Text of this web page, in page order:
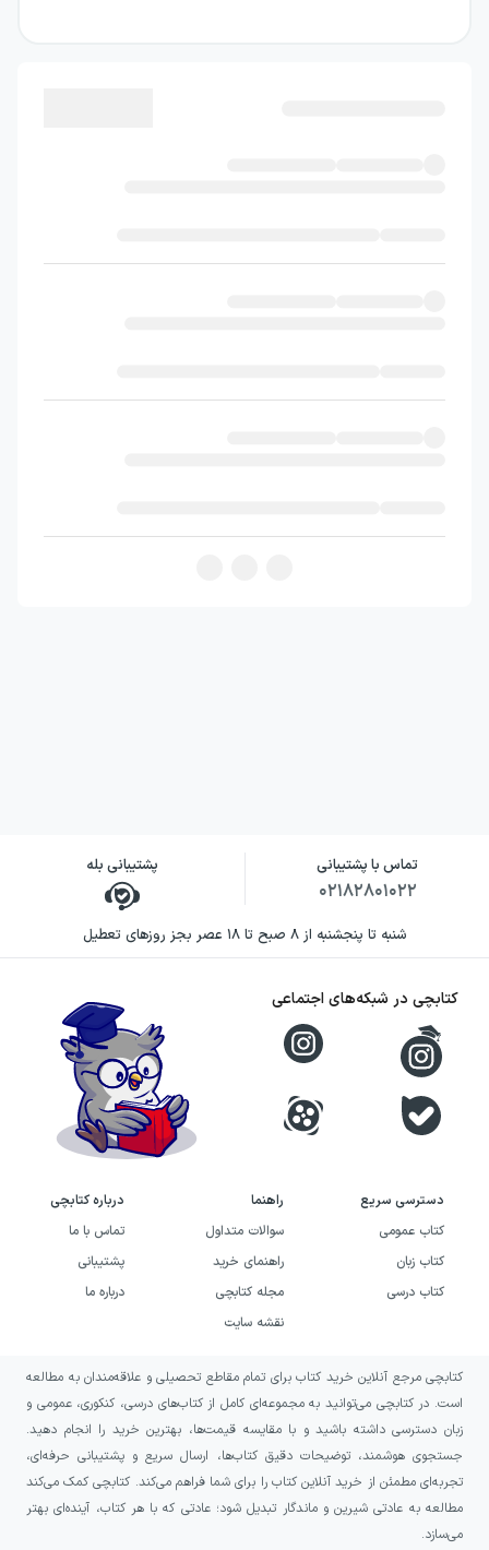
تماس با پشتیبانی
۰۲۱۸۲۸۰۱۰۲۲
پشتیبانی بله
شنبه تا پنجشنبه از ۸ صبح تا ۱۸ عصر بجز روزهای تعطیل
دسترسی سریع
کتاب عمومی
کتاب زبان
کتاب درسی
راهنما
سوالات متداول
راهنمای خرید
مجله کتابچی
نقشه سایت
درباره کتابچی
تماس با ما
پشتیبانی
درباره ما
کتابچی در شبکه‌های اجتماعی
کتابچی مرجع آنلاین خرید کتاب برای تمام مقاطع تحصیلی و علاقه‌مندان به مطالعه
است. در کتابچی می‌توانید به مجموعه‌ای کامل از کتاب‌های درسی، کنکوری، عمومی و
زبان دسترسی داشته باشید و با مقایسه قیمت‌ها، بهترین خرید را انجام دهید.
جستجوی هوشمند، توضیحات دقیق کتاب‌ها، ارسال سریع و پشتیبانی حرفه‌ای،
تجربه‌ای مطمئن از خرید آنلاین کتاب را برای شما فراهم می‌کند. کتابچی کمک می‌کند
مطالعه به عادتی شیرین و ماندگار تبدیل شود؛ عادتی که با هر کتاب، آینده‌ای بهتر
می‌سازد.